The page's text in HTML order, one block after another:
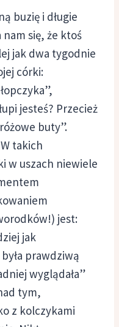
buzię i długie
nam się, że ktoś
jak dwa tygodnie
córki:
jesteś? Przecież
buty”.
takich
w uszach niewiele
jest:
jak
prawdziwą
wyglądała”
tym,
z kolczykami